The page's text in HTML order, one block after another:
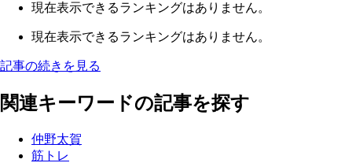
現在表示できるランキングはありません。
現在表示できるランキングはありません。
記事の続きを見る
関連キーワードの記事を探す
仲野太賀
筋トレ